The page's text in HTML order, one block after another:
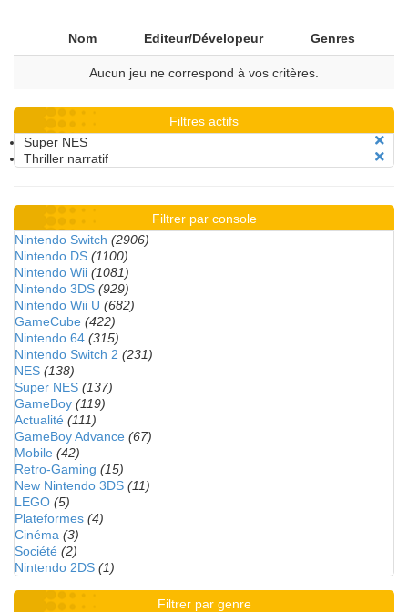
Nom Editeur/Dévelopeur Genres
Aucun jeu ne correspond à vos critères.
Filtres actifs
Super NES
Thriller narratif
Filtrer par console
Nintendo Switch (2906)
Nintendo DS (1100)
Nintendo Wii (1081)
Nintendo 3DS (929)
Nintendo Wii U (682)
GameCube (422)
Nintendo 64 (315)
Nintendo Switch 2 (231)
NES (138)
Super NES (137)
GameBoy (119)
Actualité (111)
GameBoy Advance (67)
Mobile (42)
Retro-Gaming (15)
New Nintendo 3DS (11)
LEGO (5)
Plateformes (4)
Cinéma (3)
Société (2)
Nintendo 2DS (1)
Filtrer par genre